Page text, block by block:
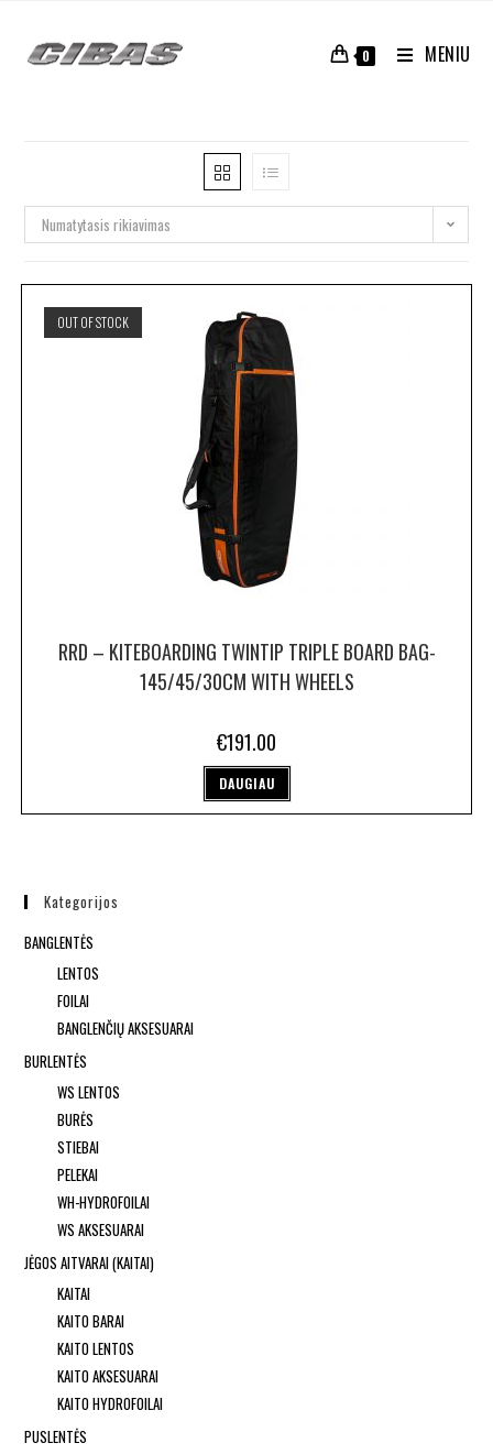
0 MENIU
Numatytasis rikiavimas
OUT OF STOCK
RRD – KITEBOARDING TWINTIP TRIPLE BOARD BAG-
145/45/30CM WITH WHEELS
€191.00
DAUGIAU
Kategorijos
BANGLENTĖS
LENTOS
FOILAI
BANGLENČIŲ AKSESUARAI
BURLENTĖS
WS LENTOS
BURĖS
STIEBAI
PELEKAI
WH-HYDROFOILAI
WS AKSESUARAI
JĖGOS AITVARAI (KAITAI)
KAITAI
KAITO BARAI
KAITO LENTOS
KAITO AKSESUARAI
KAITO HYDROFOILAI
PUSLENTĖS